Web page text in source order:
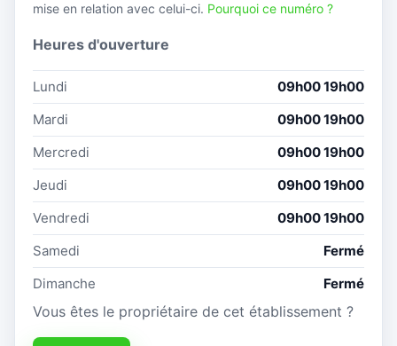
mise en relation avec celui-ci. Pourquoi ce numéro ?
Heures d'ouverture
Lundi
09h00 19h00
Mardi
09h00 19h00
Mercredi
09h00 19h00
Jeudi
09h00 19h00
Vendredi
09h00 19h00
Samedi
Fermé
Dimanche
Fermé
Vous êtes le propriétaire de cet établissement ?